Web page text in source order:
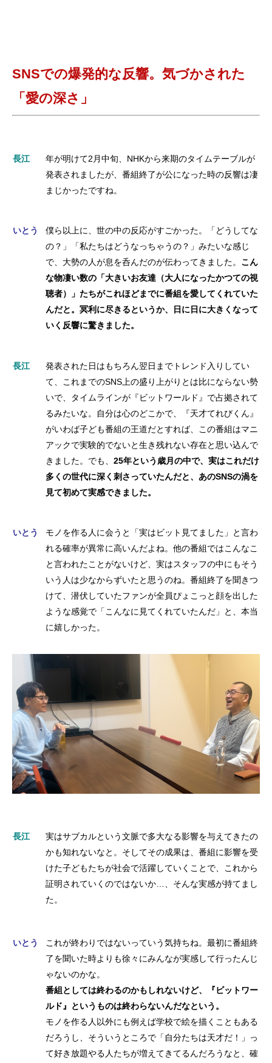
SNSでの爆発的な反響。気づかされた
「愛の深さ」
長江
年が明けて2月中旬、NHKから来期のタイムテーブルが
発表されましたが、番組終了が公になった時の反響は凄
まじかったですね。
いとう
僕ら以上に、世の中の反応がすごかった。「どうしてな
の？」「私たちはどうなっちゃうの？」みたいな感じ
で、大勢の人が息を呑んだのが伝わってきました。 こん
な物凄い数の「大きいお友達（大人になったかつての視
聴者）」たちがこれほどまでに番組を愛してくれていた
んだと。冥利に尽きるというか、日に日に大きくなって
いく反響に驚きました。
長江
発表された日はもちろん翌日までトレンド入りしてい
て、これまでのSNS上の盛り上がりとは比にならない勢
いで、タイムラインが『ビットワールド』で占拠されて
るみたいな。自分は心のどこかで、『天才てれびくん』
がいわば子ども番組の王道だとすれば、この番組はマニ
アックで実験的でないと生き残れない存在と思い込んで
きました。でも、 25年という歳月の中で、実はこれだけ
多くの世代に深く刺さっていたんだと、あのSNSの渦を
見て初めて実感できました。
いとう
モノを作る人に会うと「実はビット見てました」と言わ
れる確率が異常に高いんだよね。他の番組ではこんなこ
と言われたことがないけど、実はスタッフの中にもそう
いう人は少なからずいたと思うのね。番組終了を聞きつ
けて、潜伏していたファンが全員ぴょこっと顔を出した
ような感覚で「こんなに見てくれていたんだ」と、本当
に嬉しかった。
長江
実はサブカルという文脈で多大なる影響を与えてきたの
かも知れないなと。そしてその成果は、番組に影響を受
けた子どもたちが社会で活躍していくことで、これから
証明されていくのではないか…、そんな実感が持てまし
た。
いとう
これが終わりではないっていう気持ちね。最初に番組終
了を聞いた時よりも徐々にみんなが実感して行ったんじ
ゃないのかな。
番組としては終わるのかもしれないけど、『ビットワー
ルド』というものは終わらないんだなという。
モノを作る人以外にも例えば学校で絵を描くこともある
だろうし、そういうところで「自分たちは天才だ！」っ
て好き放題やる人たちが増えてきてるんだろうなと、確